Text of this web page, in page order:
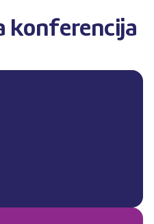
konferencija